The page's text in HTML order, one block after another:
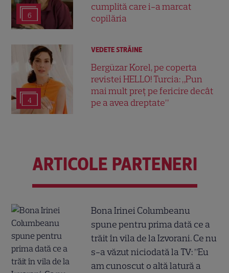
6
cumplită care i-a marcat
copilăria
4
VEDETE STRĂINE
Bergüzar Korel, pe coperta
revistei HELLO! Turcia: „Pun
mai mult preț pe fericire decât
pe a avea dreptate”
ARTICOLE PARTENERI
Bona Irinei Columbeanu
spune pentru prima dată ce a
trăit în vila de la Izvorani. Ce nu
s-a văzut niciodată la TV: ”Eu
am cunoscut o altă latură a